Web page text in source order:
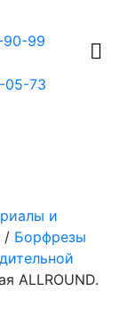
90-99
05-73
и
/ Борфрезы
ALLROUND.